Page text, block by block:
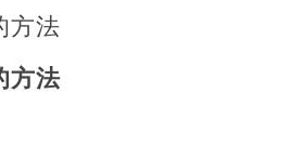
方法
方法